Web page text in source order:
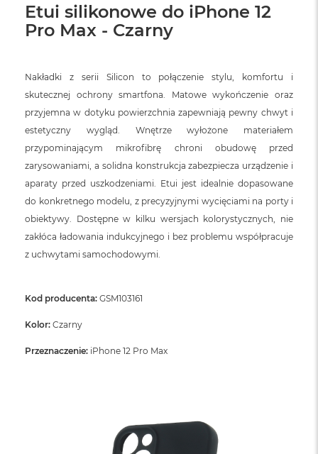
Etui silikonowe do iPhone 12
Pro Max - Czarny
Nakładki z serii Silicon to połączenie stylu, komfortu i
skutecznej ochrony smartfona. Matowe wykończenie oraz
przyjemna w dotyku powierzchnia zapewniają pewny chwyt i
estetyczny wygląd. Wnętrze wyłożone materiałem
przypominającym mikrofibrę chroni obudowę przed
zarysowaniami, a solidna konstrukcja zabezpiecza urządzenie i
aparaty przed uszkodzeniami. Etui jest idealnie dopasowane
do konkretnego modelu, z precyzyjnymi wycięciami na porty i
obiektywy. Dostępne w kilku wersjach kolorystycznych, nie
zakłóca ładowania indukcyjnego i bez problemu współpracuje
z uchwytami samochodowymi.
Kod producenta: GSM103161
Kolor: Czarny
Przeznaczenie: iPhone 12 Pro Max